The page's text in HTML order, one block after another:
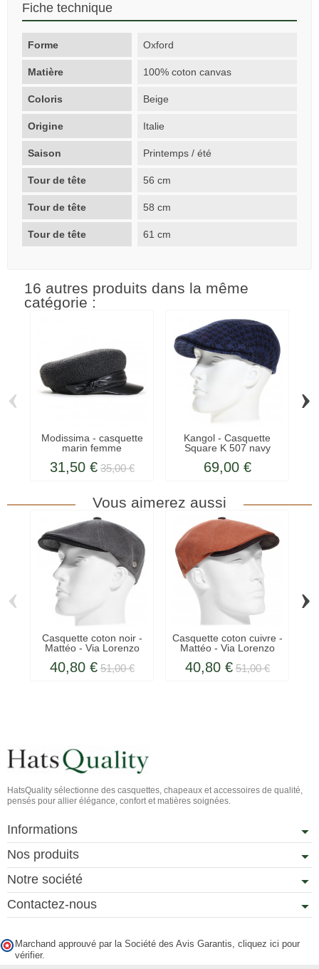
Fiche technique
Forme Oxford
Matière 100% coton canvas
Coloris Beige
Origine Italie
Saison Printemps / été
Tour de tête 56 cm
Tour de tête 58 cm
Tour de tête 61 cm
16 autres produits dans la même
catégorie :
Modissima - casquette
marin femme
31,50 € 35,00 €
Kangol - Casquette
Square K 507 navy
69,00 €
‹ ›
Vous aimerez aussi
Casquette coton noir -
Mattéo - Via Lorenzo
40,80 € 51,00 €
Casquette coton cuivre -
Mattéo - Via Lorenzo
40,80 € 51,00 €
‹ ›
HatsQuality sélectionne des casquettes, chapeaux et accessoires de qualité,
pensés pour allier élégance, confort et matières soignées.
Informations
Nos produits
Notre société
Contactez-nous
Marchand approuvé par la Société des Avis Garantis, cliquez ici pour
vérifier.